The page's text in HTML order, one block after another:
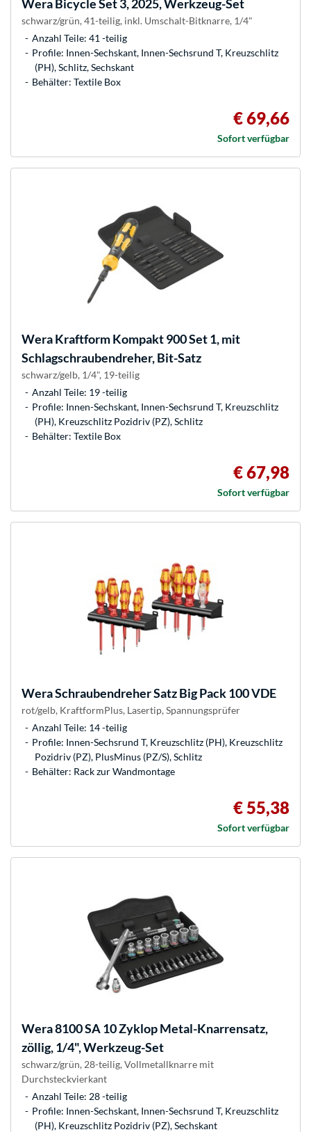
Wera Bicycle Set 3, 2025, Werkzeug-Set
schwarz/grün, 41-teilig, inkl. Umschalt-Bitknarre, 1/4"
Anzahl Teile: 41 -teilig
Profile: Innen-Sechskant, Innen-Sechsrund T, Kreuzschlitz
(PH), Schlitz, Sechskant
Behälter: Textile Box
€ 69,66
Sofort verfügbar
WeraKraftform Kompakt 900 Set 1, mit
Schlagschraubendreher, Bit-Satz
schwarz/gelb, 1/4", 19-teilig
Anzahl Teile: 19 -teilig
Profile: Innen-Sechskant, Innen-Sechsrund T, Kreuzschlitz
(PH), Kreuzschlitz Pozidriv (PZ), Schlitz
Behälter: Textile Box
€ 67,98
Sofort verfügbar
WeraSchraubendreher Satz Big Pack 100 VDE
rot/gelb, KraftformPlus, Lasertip, Spannungsprüfer
Anzahl Teile: 14 -teilig
Profile: Innen-Sechsrund T, Kreuzschlitz (PH), Kreuzschlitz
Pozidriv (PZ), PlusMinus (PZ/S), Schlitz
Behälter: Rack zur Wandmontage
€ 55,38
Sofort verfügbar
Wera8100 SA 10 Zyklop Metal-Knarrensatz,
zöllig, 1/4", Werkzeug-Set
schwarz/grün, 28-teilig, Vollmetallknarre mit
Durchsteckvierkant
Anzahl Teile: 28 -teilig
Profile: Innen-Sechskant, Innen-Sechsrund T, Kreuzschlitz
(PH), Kreuzschlitz Pozidriv (PZ), Sechskant